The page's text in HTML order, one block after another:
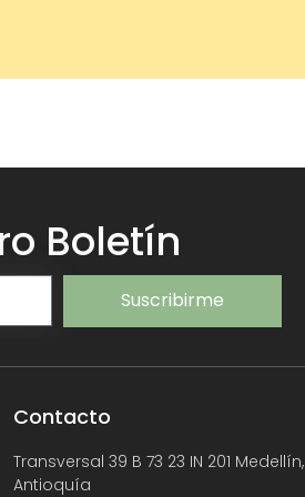
Boletín
Suscribirme
Contacto
Transversal 39 B 73 23 IN 201 Medellín,
Antioquía